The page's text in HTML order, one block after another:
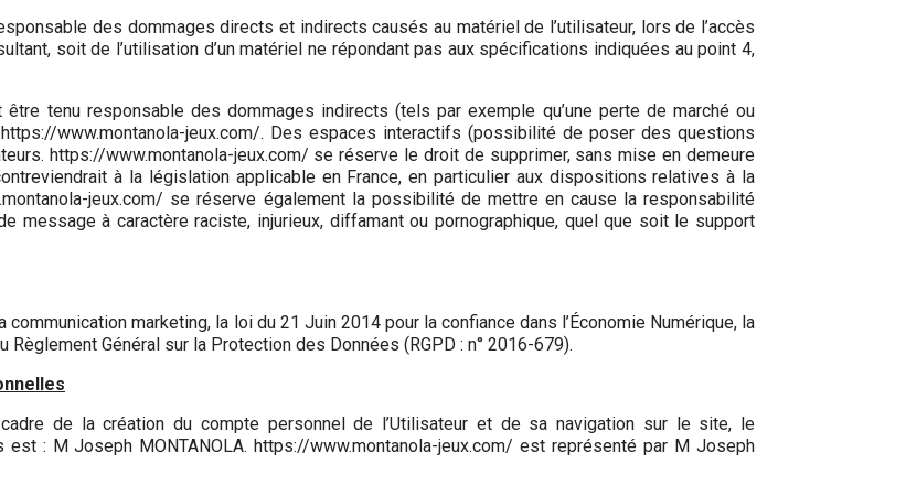
des dommages directs et indirects causés au matériel de l’utilisateur, lors de l’accès
soit de l’utilisation d’un matériel ne répondant pas aux spécifications indiquées au point 4,
être tenu responsable des dommages indirects (tels par exemple qu’une perte de marché ou
www.montanola-jeux.com/. Des espaces interactifs (possibilité de poser des questions
https://www.montanola-jeux.com/ se réserve le droit de supprimer, sans mise en demeure
à la législation applicable en France, en particulier aux dispositions relatives à la
jeux.com/ se réserve également la possibilité de mettre en cause la responsabilité
message à caractère raciste, injurieux, diffamant ou pornographique, quel que soit le support
marketing, la loi du 21 Juin 2014 pour la confiance dans l’Économie Numérique, la
Général sur la Protection des Données (RGPD : n° 2016-679).
de la création du compte personnel de l’Utilisateur et de sa navigation sur le site, le
: M Joseph MONTANOLA. https://www.montanola-jeux.com/ est représenté par M Joseph